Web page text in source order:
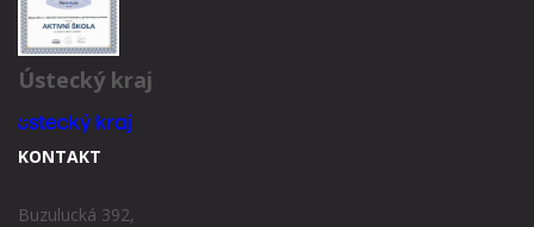
Ústecký kraj
KONTAKT
Buzulucká 392,